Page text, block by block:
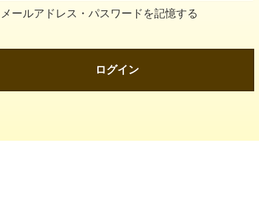
メールアドレス・パスワードを記憶する
ログイン